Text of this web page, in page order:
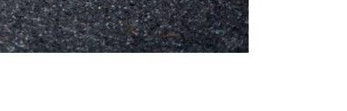
Συμβουλές